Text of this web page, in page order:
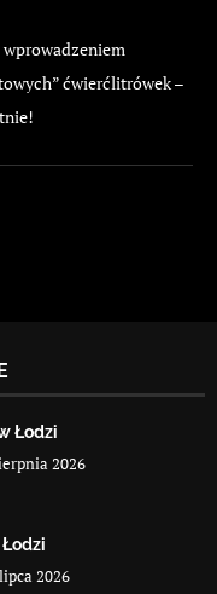
wprowadzeniem
ćwierćlitrówek –
Łodzi
2026
2026